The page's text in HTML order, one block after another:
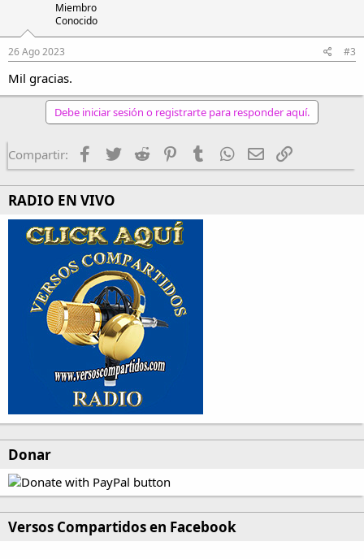
Miembro
Conocido
26 Ago 2023 #3
Mil gracias.
Debe iniciar sesión o registrarte para responder aquí.
Compartir: Facebook
TwitterReddit PinterestTumblrWhatsApp
EmailEnlace
RADIO EN VIVO
Donar
Versos Compartidos en Facebook